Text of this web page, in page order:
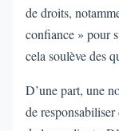
de droits,
confiance » pour
cela soulève des
D’une part, une
de